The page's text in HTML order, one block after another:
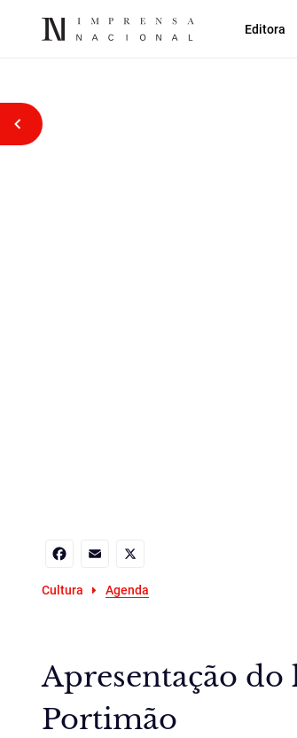
Editora
Voltar atrás
Facebook
Email
X
Cultura Agenda
Apresentação do
Portimão